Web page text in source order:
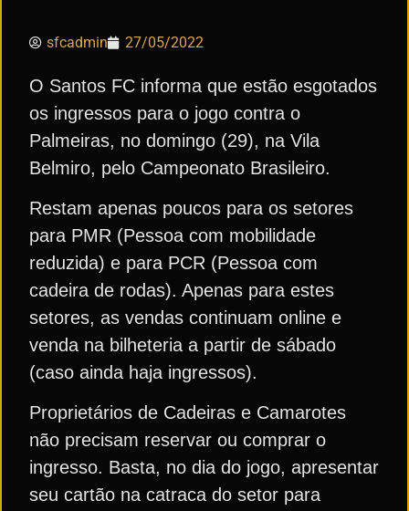
sfcadmin 27/05/2022
O Santos FC informa que estão esgotados
os ingressos para o jogo contra o
Palmeiras, no domingo (29), na Vila
Belmiro, pelo Campeonato Brasileiro.
Restam apenas poucos para os setores
para PMR (Pessoa com mobilidade
reduzida) e para PCR (Pessoa com
cadeira de rodas). Apenas para estes
setores, as vendas continuam online e
venda na bilheteria a partir de sábado
(caso ainda haja ingressos).
Proprietários de Cadeiras e Camarotes
não precisam reservar ou comprar o
ingresso. Basta, no dia do jogo, apresentar
seu cartão na catraca do setor para